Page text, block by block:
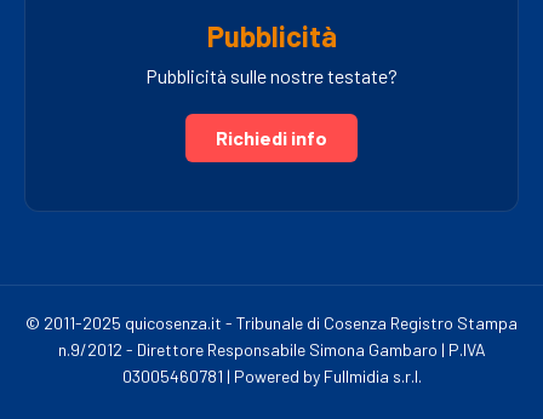
Pubblicità
Pubblicità sulle nostre testate?
Richiedi info
© 2011-2025 quicosenza.it - Tribunale di Cosenza Registro Stampa
n.9/2012 - Direttore Responsabile Simona Gambaro | P.IVA
03005460781 | Powered by Fullmidia s.r.l.